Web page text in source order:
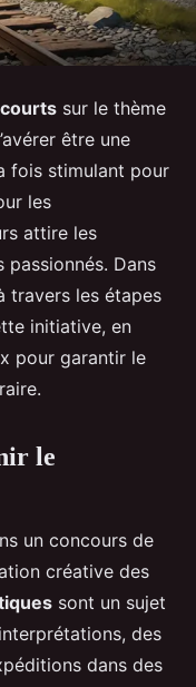
sur le thème
être une
fois stimulant pour
les
attire les
passionnés. Dans
travers les étapes
initiative, en
pour garantir le
le
un concours de
créative des
sont un sujet
des
dans des